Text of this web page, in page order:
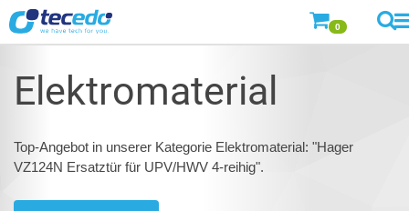
0
Elektromaterial
Top-Angebot in unserer Kategorie Elektromaterial: "Hager
VZ124N Ersatztür für UPV/HWV 4-reihig".